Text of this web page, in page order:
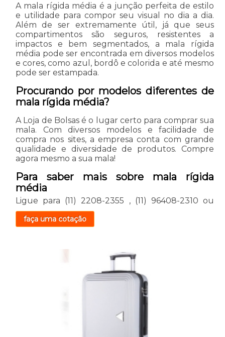
A mala rígida média é a junção perfeita de estilo
e utilidade para compor seu visual no dia a dia.
Além de ser extremamente útil, já que seus
compartimentos são seguros, resistentes a
impactos e bem segmentados, a mala rígida
média pode ser encontrada em diversos modelos
e cores, como azul, bordô e colorida e até mesmo
pode ser estampada.
Procurando por modelos diferentes de
mala rígida média?
A Loja de Bolsas é o lugar certo para comprar sua
mala. Com diversos modelos e facilidade de
compra nos sites, a empresa conta com grande
qualidade e diversidade de produtos. Compre
agora mesmo a sua mala!
Para saber mais sobre mala rígida
média
Ligue para (11) 2208-2355 , (11) 96408-2310 ou
faça uma cotação